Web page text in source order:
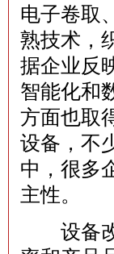
电子卷取
熟技术，
据企业反
智能化和
方面也取
设备，不
中，很多
主性。
设备改